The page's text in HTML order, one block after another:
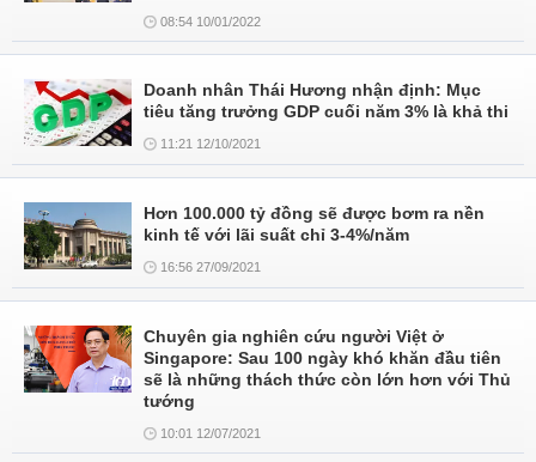
08:54 10/01/2022
Doanh nhân Thái Hương nhận định: Mục
tiêu tăng trưởng GDP cuối năm 3% là khả thi
11:21 12/10/2021
Hơn 100.000 tỷ đồng sẽ được bơm ra nền
kinh tế với lãi suất chỉ 3-4%/năm
16:56 27/09/2021
Chuyên gia nghiên cứu người Việt ở
Singapore: Sau 100 ngày khó khăn đầu tiên
sẽ là những thách thức còn lớn hơn với Thủ
tướng
10:01 12/07/2021